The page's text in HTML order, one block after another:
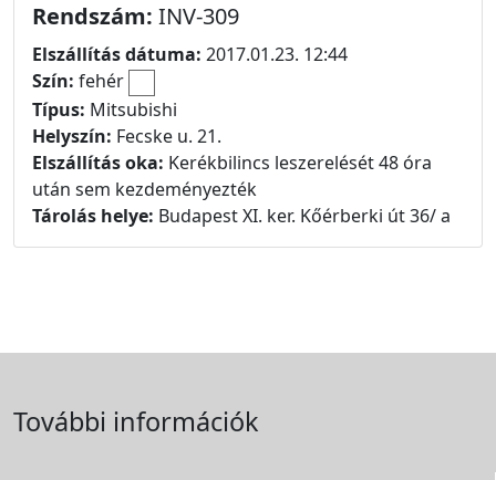
Rendszám: INV-309
Elszállítás dátuma: 2017.01.23. 12:44
Szín: fehér
Típus: Mitsubishi
Helyszín: Fecske u. 21.
Elszállítás oka: Kerékbilincs leszerelését 48 óra
után sem kezdeményezték
Tárolás helye: Budapest XI. ker. Kőérberki út 36/ a
További információk